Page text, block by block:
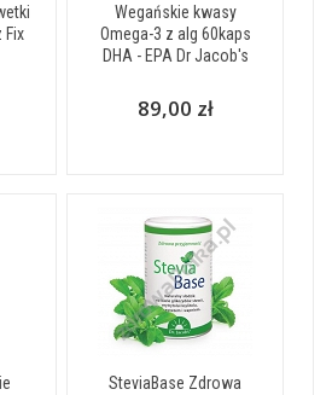
Fix
Wegańskie kwasy
Omega-3 z alg 60kaps
DHA - EPA Dr Jacob's
89,00 zł
SteviaBase Zdrowa